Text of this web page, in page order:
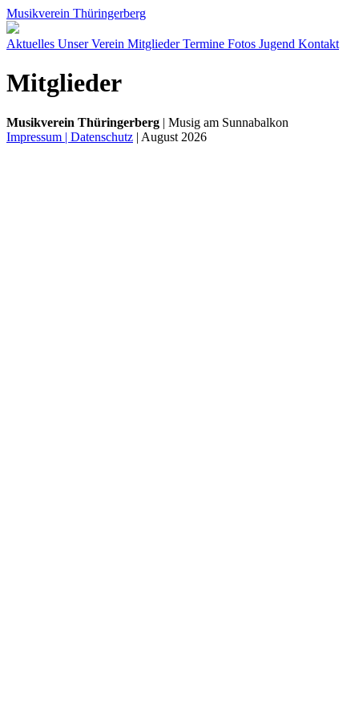
Musikverein Thüringerberg
Aktuelles Unser Verein MitgliederTermine Fotos Jugend Kontakt
Mitglieder
Musikverein Thüringerberg | Musig am Sunnabalkon
Impressum | Datenschutz | August 2026